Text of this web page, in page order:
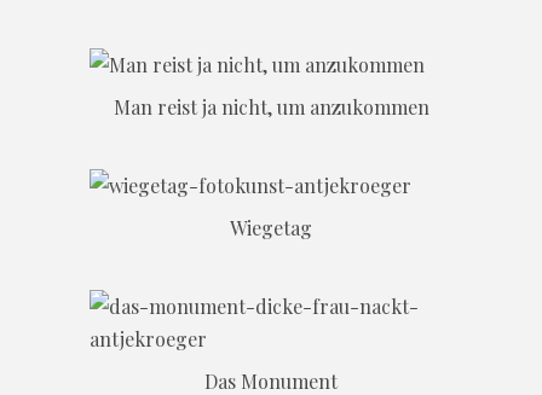
Man reist ja nicht, um anzukommen
Wiegetag
Das Monument